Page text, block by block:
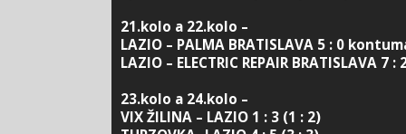
21.kolo a 22.kolo –
LAZIO – PALMA BRATISLAVA 5 : 0
LAZIO – ELECTRIC REPAIR BRATISLAVA 7 :
23.kolo a 24.kolo –
VIX ŽILINA – LAZIO 1 : 3 (1 : 2)